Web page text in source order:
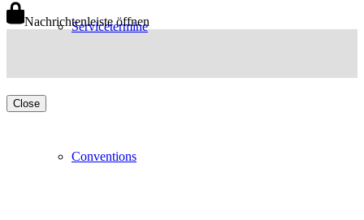
Servicetermine
Conventions
Nachrichtenleiste öffnen
Close